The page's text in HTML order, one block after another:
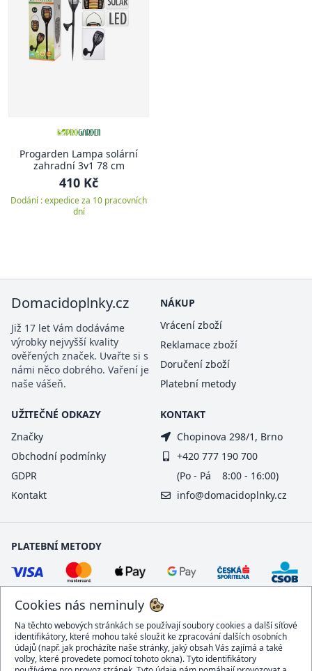
Progarden Lampa solární
zahradní 3v1 78 cm
410 Kč
Dodání : expedice za 10 pracovních
dní
Cookies nás neminuly
Na těchto webových stránkách se používají soubory cookies a další síťové
identifikátory, které mohou také sloužit ke zpracování dalších osobních
údajů (např. jak procházíte naše stránky, jaký obsah Vás zajímá a také
volby, které provedete pomocí tohoto okna). Tyto identifikátory
Domacidoplnky.cz
Již 17 let Vám dodáváme
výrobky nejvyšší kvality
ověřených značek. Uvařte si s
námi něco dobrého. Vaření je
naše vášeň.
NÁKUP
Vrácení zboží
Reklamace zboží
Doručení zboží
Platební metody
UŽITEČNÉ ODKAZY
Značky
Obchodní podmínky
GDPR
Kontakt
KONTAKT
Chopinova 298/1, Brno
+420 777 190 700
(Po - Pá 8:00 - 16:00)
info@domacidoplnky.cz
PLATEBNÍ METODY